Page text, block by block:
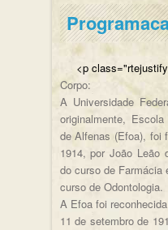
<p
Corpo:
A Universidade
originalmente,
de Alfenas (Efoa), foi
1914, por João Leão
do curso de Farmácia
curso de Odontologia.
A Efoa foi
11 de setembro de